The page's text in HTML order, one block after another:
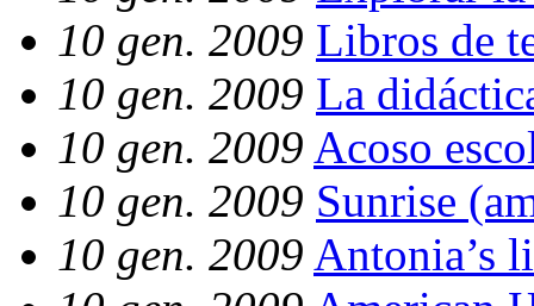
10 gen. 2009 Libros de
10 gen. 2009 La
10 gen. 2009 Acoso
10 gen. 2009 Sunrise
10 gen. 2009 Antonia’s